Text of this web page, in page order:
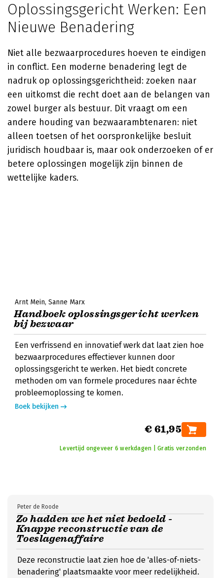
Oplossingsgericht Werken: Een
Nieuwe Benadering
Niet alle bezwaarprocedures hoeven te eindigen
in conflict. Een moderne benadering legt de
nadruk op oplossingsgerichtheid: zoeken naar
een uitkomst die recht doet aan de belangen van
zowel burger als bestuur. Dit vraagt om een
andere houding van bezwaarambtenaren: niet
alleen toetsen of het oorspronkelijke besluit
juridisch houdbaar is, maar ook onderzoeken of er
betere oplossingen mogelijk zijn binnen de
wettelijke kaders.
Arnt Mein Sanne Marx
Handboek oplossingsgericht werken
bij bezwaar
Een verfrissend en innovatief werk dat laat zien hoe
bezwaarprocedures effectiever kunnen door
oplossingsgericht te werken. Het biedt concrete
methoden om van formele procedures naar échte
probleemoplossing te komen.
Boek bekijken
€ 61,95
Levertijd ongeveer 6 werkdagen | Gratis verzonden
Zo hadden we het niet bedoeld -
Knappe reconstructie van de
Toeslagenaffaire
Peter de Roode
Deze reconstructie laat zien hoe de 'alles-of-niets-
benadering' plaatsmaakte voor meer redelijkheid.